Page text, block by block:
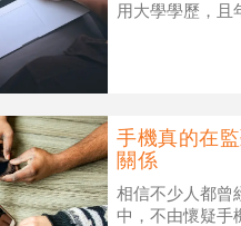
用大學學歷，且
手機真的在
關係
相信不少人都曾
中，不由懷疑手